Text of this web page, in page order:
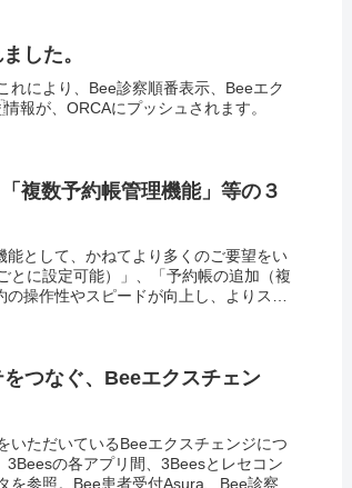
した。
れにより、Bee診察順番表示、Beeエク
報が、ORCAにプッシュされます。
複数予約帳管理機能」等の３
として、かねてより多くのご要望をい
とに設定可能）」、「予約帳の追加（複
操作性やスピードが向上し、よりスム
つなぐ、Beeエクスチェン
いただいているBeeエクスチェンジにつ
の各アプリ間、3Beesとレセコン
参照。Bee患者受付Asura、Bee診察予